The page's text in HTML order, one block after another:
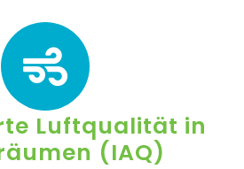
Luftqualität in
(IAQ)